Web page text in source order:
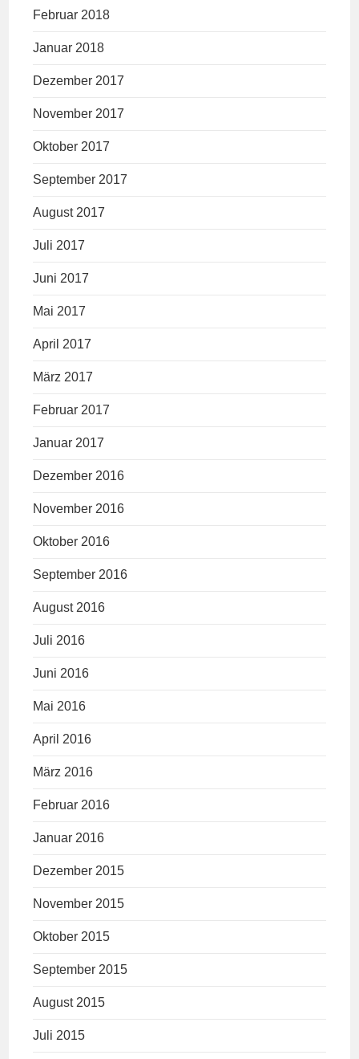
Februar 2018
Januar 2018
Dezember 2017
November 2017
Oktober 2017
September 2017
August 2017
Juli 2017
Juni 2017
Mai 2017
April 2017
März 2017
Februar 2017
Januar 2017
Dezember 2016
November 2016
Oktober 2016
September 2016
August 2016
Juli 2016
Juni 2016
Mai 2016
April 2016
März 2016
Februar 2016
Januar 2016
Dezember 2015
November 2015
Oktober 2015
September 2015
August 2015
Juli 2015